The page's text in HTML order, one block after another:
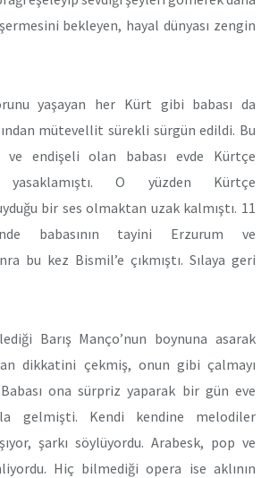
bekleyen, hayal dünyası zengin
yaşayan her Kürt gibi babası da
mütevellit sürekli sürgün edildi. Bu
ve endişeli olan babası evde Kürtçe
yasaklamıştı. O yüzden Kürtçe
bir ses olmaktan uzak kalmıştı. 11
babasının tayini Erzurum ve
bu kez Bismil’e çıkmıştı. Sılaya geri
Barış Manço’nun boynuna asarak
dikkatini çekmiş, onun gibi çalmayı
ona sürpriz yaparak bir gün eve
gelmişti. Kendi kendine melodiler
şarkı söylüyordu. Arabesk, pop ve
Hiç bilmediği opera ise aklının